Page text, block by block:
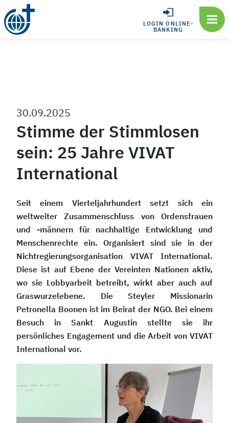
LOGIN ONLINE-
BANKING
30.09.2025
Stimme der Stimmlosen
sein: 25 Jahre VIVAT
International
Seit einem Vierteljahrhundert setzt sich ein
weltweiter Zusammenschluss von Ordensfrauen
und -männern für nachhaltige Entwicklung und
Menschenrechte ein. Organisiert sind sie in der
Nichtregierungsorganisation VIVAT International.
Diese ist auf Ebene der Vereinten Nationen aktiv,
wo sie Lobbyarbeit betreibt, wirkt aber auch auf
Graswurzelebene. Die Steyler Missionarin
Petronella Boonen ist im Beirat der NGO. Bei einem
Besuch in Sankt Augustin stellte sie ihr
persönliches Engagement und die Arbeit von VIVAT
International vor.